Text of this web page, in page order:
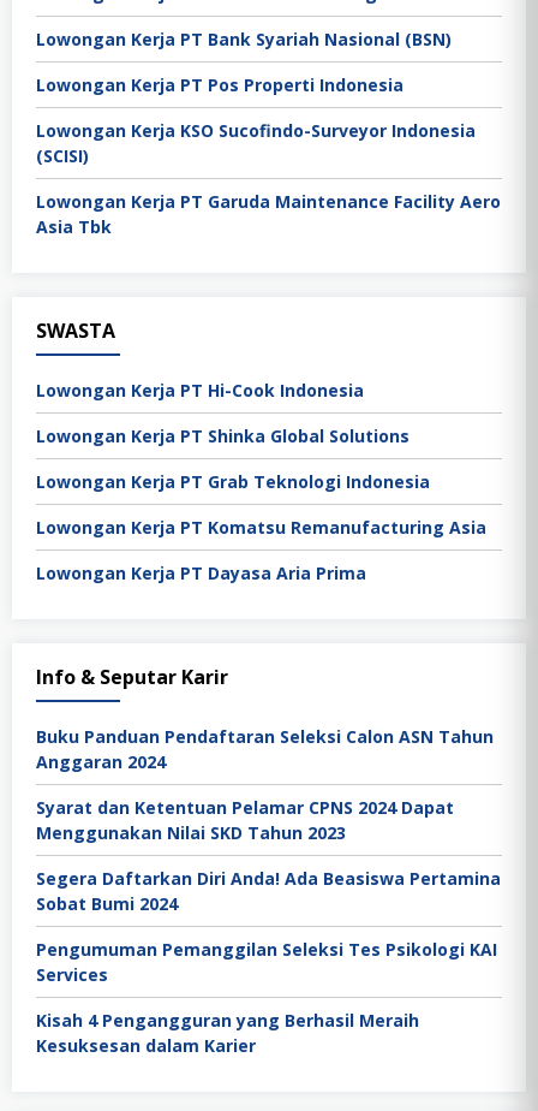
Lowongan Kerja PT Bank Syariah Nasional (BSN)
Lowongan Kerja PT Pos Properti Indonesia
Lowongan Kerja KSO Sucofindo-Surveyor Indonesia
(SCISI)
Lowongan Kerja PT Garuda Maintenance Facility Aero
Asia Tbk
SWASTA
Lowongan Kerja PT Hi-Cook Indonesia
Lowongan Kerja PT Shinka Global Solutions
Lowongan Kerja PT Grab Teknologi Indonesia
Lowongan Kerja PT Komatsu Remanufacturing Asia
Lowongan Kerja PT Dayasa Aria Prima
Info & Seputar Karir
Buku Panduan Pendaftaran Seleksi Calon ASN Tahun
Anggaran 2024
Syarat dan Ketentuan Pelamar CPNS 2024 Dapat
Menggunakan Nilai SKD Tahun 2023
Segera Daftarkan Diri Anda! Ada Beasiswa Pertamina
Sobat Bumi 2024
Pengumuman Pemanggilan Seleksi Tes Psikologi KAI
Services
Kisah 4 Pengangguran yang Berhasil Meraih
Kesuksesan dalam Karier